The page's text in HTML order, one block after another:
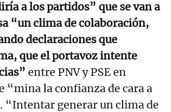
a los partidos” que se van a
“un clima de colaboración,
declaraciones que
que el portavoz intente
entre PNV y PSE en
“mina la confianza de cara a
“Intentar generar un clima de